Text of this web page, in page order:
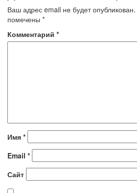
Ваш адрес email не будет опубликован.
помечены *
Комментарий *
Имя *
Email *
Сайт